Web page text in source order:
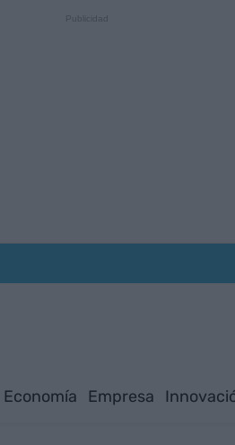
Economía Empresa